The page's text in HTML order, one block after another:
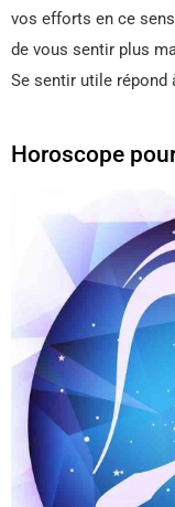
vos efforts en ce
de vous sentir plus
Se sentir utile répond
Horoscope